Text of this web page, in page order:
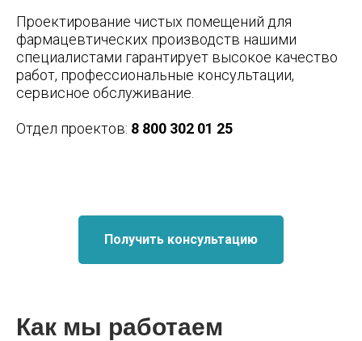
Проектирование чистых помещений для
фармацевтических производств нашими
специалистами гарантирует высокое качество
работ, профессиональные консультации,
сервисное обслуживание.
Отдел проектов: 8 800 302 01 25
Получить консультацию
Как мы работаем